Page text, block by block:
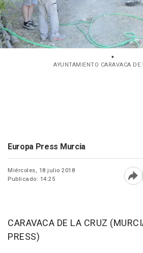
AYUNTAMIENTO CARAVACA DE
Europa Press Murcia
Miércoles, 18 julio 2018
Publicado: 14:25
CARAVACA DE LA CRUZ
PRESS)